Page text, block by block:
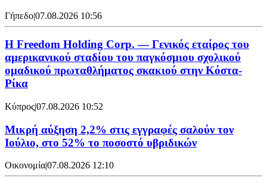
Γήπεδο|07.08.2026 10:56
Η Freedom Holding Corp. — Γενικός εταίρος του
αμερικανικού σταδίου του παγκόσμιου σχολικού
ομαδικού πρωταθλήματος σκακιού στην Κόστα-
Ρίκα
Κύπρος|07.08.2026 10:52
Μικρή αύξηση 2,2% στις εγγραφές σαλούν τον
Ιούλιο, στο 52% το ποσοστό υβριδικών
Οικονομία|07.08.2026 12:10